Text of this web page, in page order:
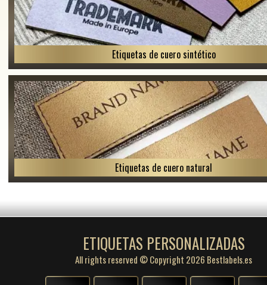
Etiquetas de cuero sintético
Etiquetas de cuero natural
ETIQUETAS PERSONALIZADAS
All rights reserved © Copyright 2026 Bestlabels.es